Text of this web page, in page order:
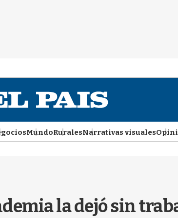
MundoRuralesNarrativas visuales
la dejó sin